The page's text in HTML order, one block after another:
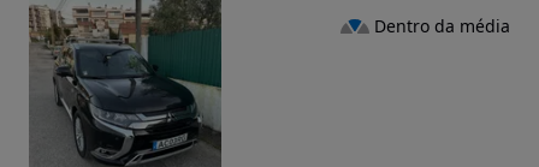
Dentro da média